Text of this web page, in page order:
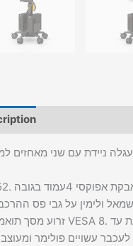
עגלה ניידת עם שני מאחזים